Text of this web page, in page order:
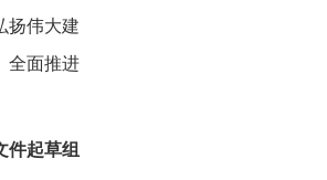
扬伟大建
全面推进
起草组